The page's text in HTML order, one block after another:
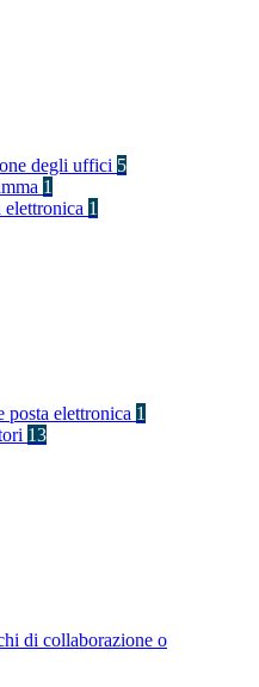
degli uffici 5
1
elettronica 1
posta elettronica 1
13
di collaborazione o